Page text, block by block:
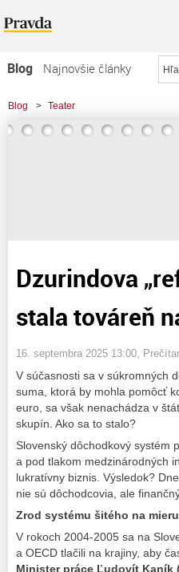
Blog
Najnovšie články
Najčítanejšie články
Najkomentovanejšie články
Blog > Teater
> Dzurindova "reforma": Ako sa z
Dzurindova
stala továreň
16. septembra 2025 13:00 ,
V súčasnosti sa v súkromných
suma, ktorá by mohla pomôcť
euro, sa však nenachádza v
skupín. Ako sa to stalo?
Slovenský dôchodkový systém
a pod tlakom medzinárodných
lukratívny biznis. Výsledok?
nie sú dôchodcovia, ale
Zrod systému šitého na
V rokoch 2004-2005 sa na
a OECD tlačili na krajiny, aby
Minister práce Ľudovít Kaník